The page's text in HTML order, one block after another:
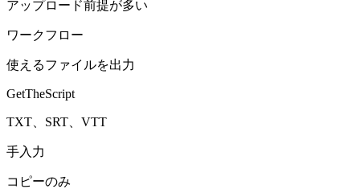
アップロード前提が多い
ワークフロー
使えるファイルを出力
GetTheScript
TXT、SRT、VTT
手入力
コピーのみ